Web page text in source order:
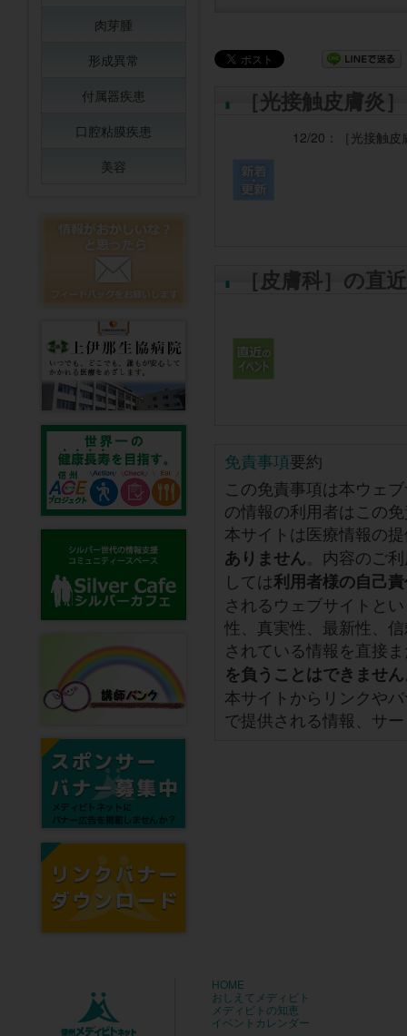
［光接触皮膚炎
12/20： ［光接触
［皮膚科］の直
免責事項要約
この免責事項は本ウェ
の情報の利用者はこの
本サイトは医療情報の
ありません。内容のご
しては利用者様の自己
されるウェブサイトと
性、真実性、最新性、
されている情報を直接
を負うことはできません
本サイトからリンクや
で提供される情報、サ
肉芽腫
形成異常
付属器疾患
口腔粘膜疾患
美容
HOME
おしえてメディビト
メディビトの知恵
イベントカレンダー